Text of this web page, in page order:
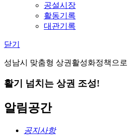
공설시장
활동기록
대관기록
닫기
성남시 맞춤형 상권활성화정책으로
활기 넘치는 상권 조성!
알림공간
공지사항